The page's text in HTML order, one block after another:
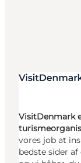
VisitDenmark
vores job at
bedste sider